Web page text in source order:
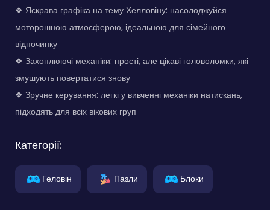
❖ Яскрава графіка на тему Хелловіну: насолоджуйся
моторошною атмосферою, ідеальною для сімейного
відпочинку
❖ Захоплюючі механіки: прості, але цікаві головоломки, які
змушують повертатися знову
❖ Зручне керування: легкі у вивченні механіки натискань,
підходять для всіх вікових груп
Категорії:
Геловін Пазли Блоки